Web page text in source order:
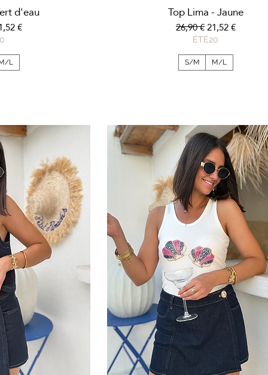
d'eau
promotionnel
€
L
Aperçu rapide
Top Lima - Jaune
Prix original
26,90 €Prix
21,52 €
ÉTÉ20
S/M M/L